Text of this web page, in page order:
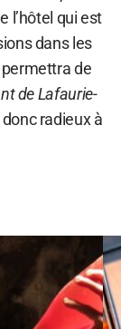
l’hôtel qui est
dans les
de
de Lafaurie-
radieux à